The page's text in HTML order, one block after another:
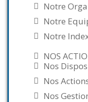
Notre
Notre
Notre
NOS
Nos
Nos
Nos